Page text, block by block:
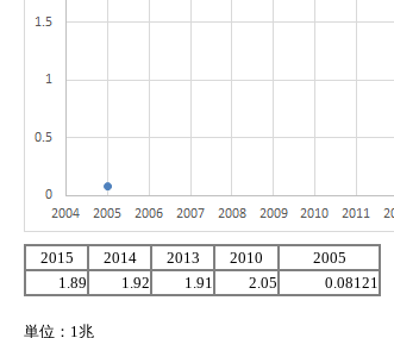
2015 2014 2013 2010
2005
1.89
1.92 1.91 2.05 0.08121
単位：1兆